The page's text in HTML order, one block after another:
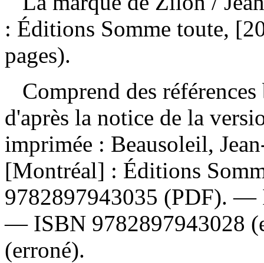
: Éditions Somme toute,
pages).
Comprend des
d'après la notice de la
imprimée : Beausoleil,
[Montréal] : Éditions
9782897943035 (PDF). —
— ISBN 9782897943028
(erroné).